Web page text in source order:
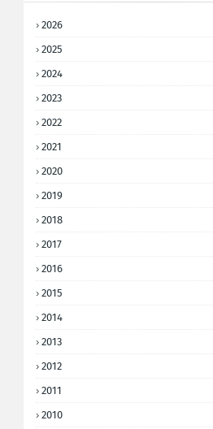
2026
2025
2024
2023
2022
2021
2020
2019
2018
2017
2016
2015
2014
2013
2012
2011
2010